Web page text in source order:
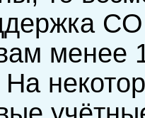
менее